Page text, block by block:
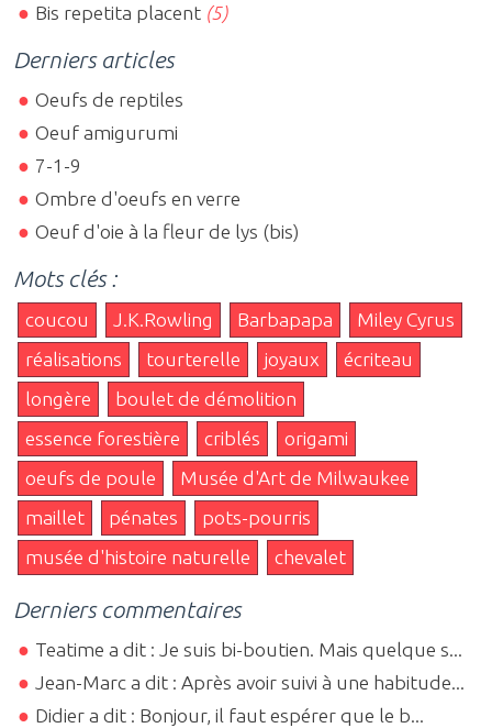
Bis repetita placent (5)
Derniers articles
Oeufs de reptiles
Oeuf amigurumi
7-1-9
Ombre d'oeufs en verre
Oeuf d'oie à la fleur de lys (bis)
Mots clés :
coucou J.K.Rowling Barbapapa
Miley Cyrus
réalisations
tourterelle joyaux
écriteau
longère
boulet de démolition
essence forestière
criblés
origami
oeufs de poule
Musée d'Art de Milwaukee
maillet
pénates
pots-pourris
musée d'histoire naturelle
chevalet
Derniers commentaires
Teatime a dit : Je suis bi-boutien. Mais quelque s...
Jean-Marc a dit : Après avoir suivi à une habitude...
Didier a dit : Bonjour, il faut espérer que le b...